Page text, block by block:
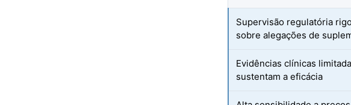
Supervisão regulatória
sobre alegações de
Evidências clínicas
sustentam a eficácia